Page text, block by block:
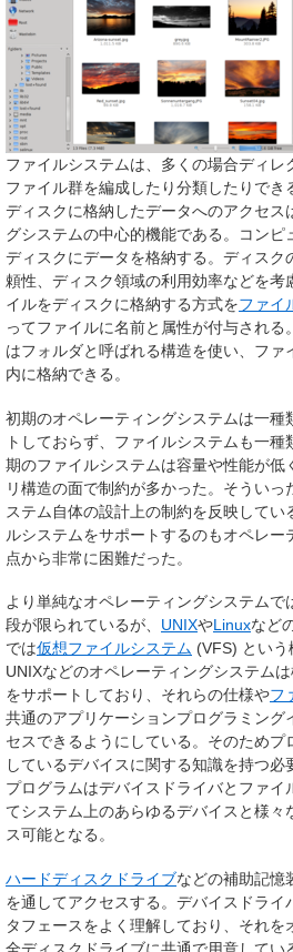
ファイルシステムは、多くの場合ディレ
ファイル群を編成したり分類したりでき
ディスクに格納したデータへのアクセス
グシステムの中心的機能である。コンピ
ディスクにデータを格納する。ディスク
頼性、ディスク領域の利用効率などを考
イルをディスクに格納する方式をファイ
ってファイルに名前と属性が付与される
はフォルダと呼ばれる構造を使い、ファ
内に格納できる。
初期のオペレーティングシステムは一種
トしておらず、ファイルシステムも一
期のファイルシステムは容量や性能が低
リ構造の面で制約が多かった。そうい
ステム自体の設計上の制約を反映してい
ルシステムをサポートするのもオペレー
点から非常に困難だった。
より単純なオペレーティングシステム
段が限られているが、 UNIXやLinuxなど
では仮想ファイルシステム (VFS) という
UNIXなどのオペレーティングシステム
をサポートしており、それらの仕様やフ
共通のアプリケーションプログラミング
セスできるようにしている。そのためプ
しているデバイスに関する知識を持つ必
プログラムはデバイスドライバとファイ
てシステム上のあらゆるデバイスと様々
ス可能となる。
ハードディスクドライブなどの補助記憶
を通してアクセスする。デバイスドライ
タフェースをよく理解しており、それ